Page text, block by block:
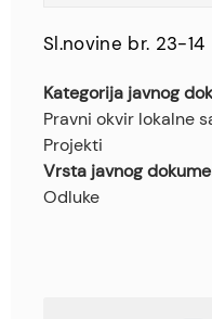
Sl.novine br. 23-14
Kategorija javnog
Pravni okvir lokalne
Projekti
Vrsta javnog
Odluke